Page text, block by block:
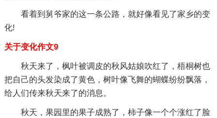
看着到舅爷家的这一条公路，就好像看见了家乡的变
化!
关于变化作文9
秋天来了，枫叶被调皮的秋风姑娘吹红了，梧桐树也
把自己的头发染成了黄色，树叶像飞舞的蝴蝶纷纷飘落，
给人们传来秋天来了的消息。
秋天，果园里的果子成熟了，柿子像一个个涨红了脸